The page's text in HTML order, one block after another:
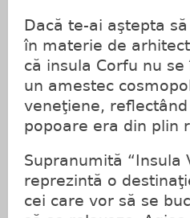
Dacă te-ai aştepta
în materie de
că insula Corfu nu
un amestec
veneţiene,
popoare era din plin
Supranumită
reprezintă o
cei care vor să se